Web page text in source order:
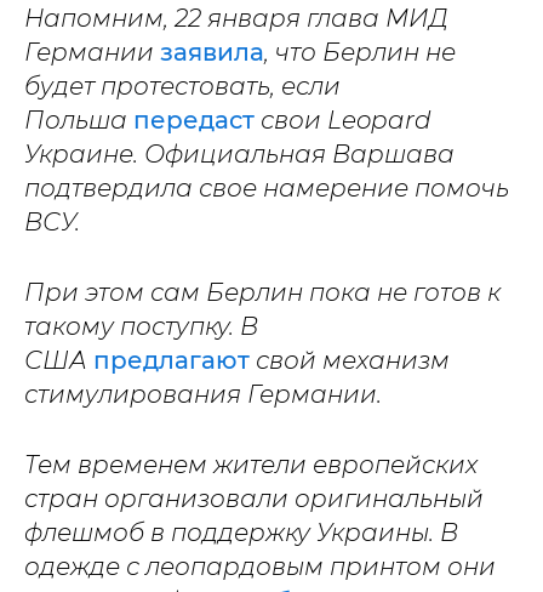
Напомним, 22 января глава МИД
Германии заявила, что Берлин не
будет протестовать, если
Польша передаст свои Leopard
Украине. Официальная Варшава
подтвердила свое намерение помочь
ВСУ.
При этом сам Берлин пока не готов к
такому поступку. В
США предлагают свой механизм
стимулирования Германии.
Тем временем жители европейских
стран организовали оригинальный
флешмоб в поддержку Украины. В
одежде с леопардовым принтом они